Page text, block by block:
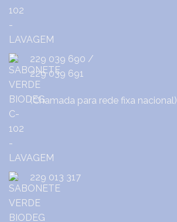
229 039 690 /
229 039 691
(Chamada para rede fixa nacional)
229 013 317